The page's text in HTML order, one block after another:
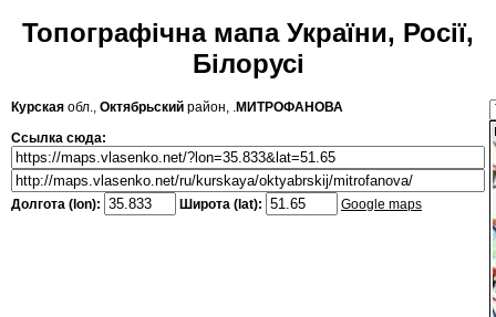
Топографічна мапа України, Росії,
Білорусі
Курская обл., Октябрьский район, .МИТРОФАНОВА
Ссылка сюда:
Долгота (lon): Широта (lat): Google maps